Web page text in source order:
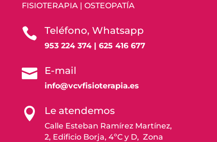
FISIOTERAPIA | OSTEOPATÍA
 Teléfono, Whatsapp
953 224 374 | 625 416 677
 E-mail
info@vcvfisioterapia.es
 Le atendemos
Calle Esteban Ramírez Martínez,
2, Edificio Borja, 4ºC y D, Zona